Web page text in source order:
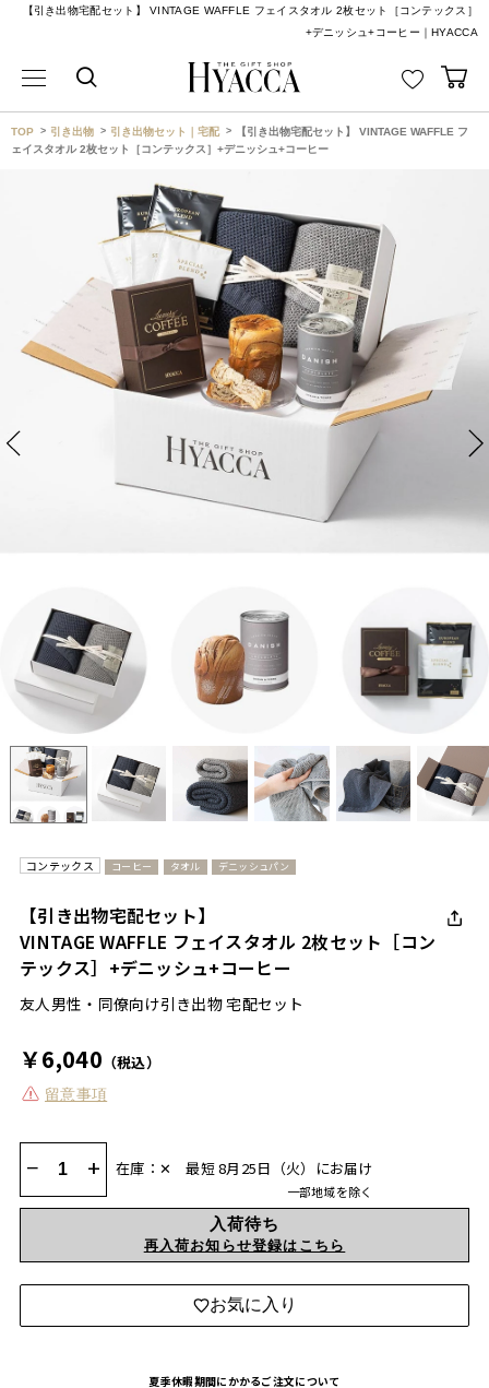
【引き出物宅配セット】 VINTAGE WAFFLE フェイスタオル 2枚セット［コンテックス］
+デニッシュ+コーヒー｜HYACCA
TOP 引き出物 引き出物セット｜宅配
【引き出物宅配セット】 VINTAGE WAFFLE フ
ェイスタオル 2枚セット［コンテックス］+デニッシュ+コーヒー
コンテックス コーヒー タオル デニッシュパン
【引き出物宅配セット】
VINTAGE WAFFLE フェイスタオル 2枚セット［コン
テックス］+デニッシュ+コーヒー
友人男性・同僚向け引き出物 宅配セット
￥6,040 （税込）
留意事項
− + 在庫：✕ 最短 8月25日（火）にお届け
一部地域を除く
入荷待ち
再入荷お知らせ登録はこちら
お気に入り
夏季休暇期間にかかるご注文について